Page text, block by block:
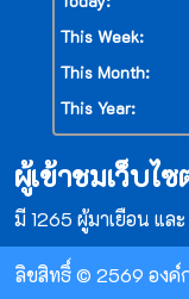
This Week:
This Month:
This Year:
ผู้เข้าชมเว็บไซ
มี 1265 ผู้มาเยือน แล
ลิขสิทธิ์ © 2569 องค์